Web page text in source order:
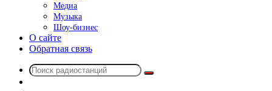
Медиа
Музыка
Шоу-бизнес
О сайте
Обратная связь
Поиск